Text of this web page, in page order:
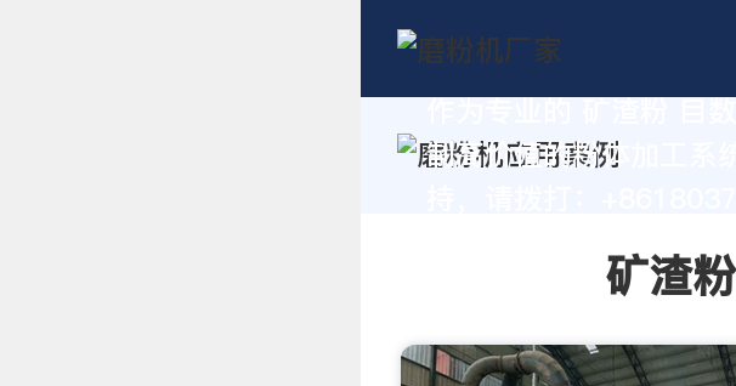
制高价值的粉体加工系
矿渣